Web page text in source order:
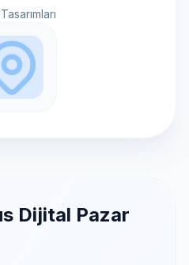
Dijital Pazar